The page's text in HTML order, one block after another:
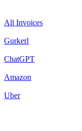
All Invoices
Gurkerl
ChatGPT
Amazon
Uber